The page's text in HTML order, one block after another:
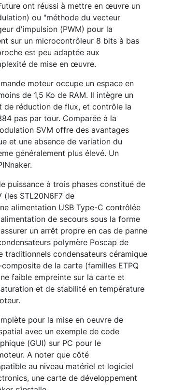
ont réussi à mettre en œuvre un
ou "méthode du vecteur
d'impulsion (PWM) pour la
sur un microcontrôleur 8 bits à bas
est peu adaptée aux
de mise en œuvre.
moteur occupe un espace en
de 1,5 Ko de RAM. Il intègre un
réduction de flux, et contrôle la
pas par tour. Comparée à la
SVM offre des avantages
et une absence de variation du
généralement plus élevé. Un
puissance à trois phases constitué de
STL20N6F7 de
alimentation USB Type-C contrôlée
de secours sous la forme
un arrêt propre en cas de panne
polymère Poscap de
traditionnels condensateurs céramique
de la carte (familles ETPQ
faible empreinte sur la carte et
et de stabilité en température
pour la mise en oeuvre de
avec un exemple de code
(GUI) sur PC pour le
A noter que côté
au niveau matériel et logiciel
une carte de développement